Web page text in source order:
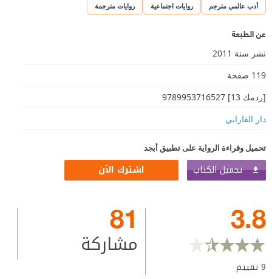
أدب عالمي مترجم روايات اجتماعية روايات مترجمة
عن الطبعة
نشر سنة 2011
119 صفحة
[ردمك 13] 9789953716527
دار الفارابي
تحميل وقراءة الرواية على تطبيق أبجد
تحميل الكتاب اشترك الآن
3.8
9تقييم
81
مشاركة